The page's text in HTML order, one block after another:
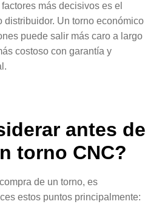
más decisivos es el
distribuidor. Un torno económico
puede salir más caro a largo
costoso con garantía y
antes de
torno CNC?
de un torno, es
estos puntos principalmente: